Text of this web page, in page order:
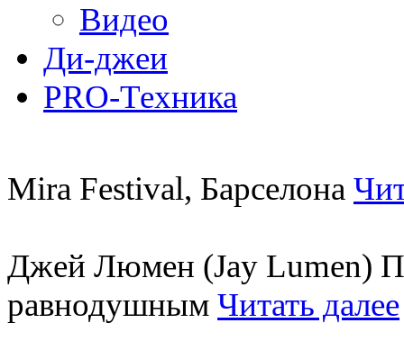
Видео
Ди-джеи
PRO-Техника
Mira Festival, Барселона
Джей Люмен (Jay Lumen)
равнодушным Читать далее